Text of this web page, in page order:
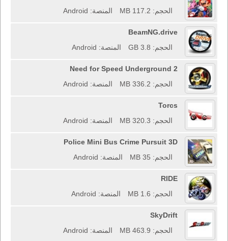
الحجم: 117.2 MB
المنصة: Android
BeamNG.drive
الحجم: 3.8 GB
المنصة: Android
Need for Speed Underground 2
الحجم: 336.2 MB
المنصة: Android
Torcs
الحجم: 320.3 MB
المنصة: Android
Police Mini Bus Crime Pursuit 3D
الحجم: 35 MB
المنصة: Android
RIDE
الحجم: 1.6 MB
المنصة: Android
SkyDrift
الحجم: 463.9 MB
المنصة: Android